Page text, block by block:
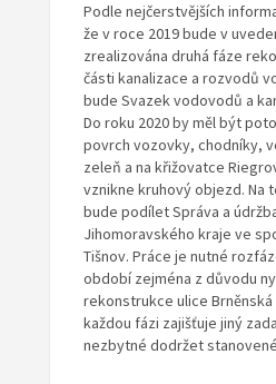
Podle nejčerstvějších
že v roce 2019 bude v
zrealizována druhá fáze
části kanalizace a rozvodů
bude Svazek vodovodů a
Do roku 2020 by měl být
povrch vozovky, chodníky,
zeleň a na křižovatce
vznikne kruhový objezd. Na
bude podílet Správa a
Jihomoravského kraje ve
Tišnov. Práce je nutné
období zejména z důvodu
rekonstrukce ulice
každou fázi zajišťuje jiný
nezbytné dodržet